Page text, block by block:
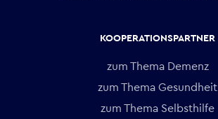
KOOPERATIONSPARTNER
zum Thema Demenz
zum Thema Gesundheit
zum Thema Selbsthilfe